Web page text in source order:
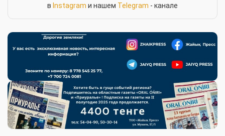
в Instagram и нашем Telegram - канале